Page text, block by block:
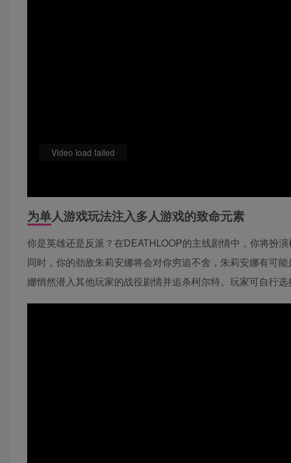
Video load failed
为单人游戏玩法注入多人游戏的致命元素
你是英雄还是反派？在DEATHLOOP的主线剧情中，你将扮
同时，你的劲敌朱莉安娜将会对你穷追不舍，朱莉安娜有可
娜悄然潜入其他玩家的战役剧情并追杀柯尔特。玩家可自行